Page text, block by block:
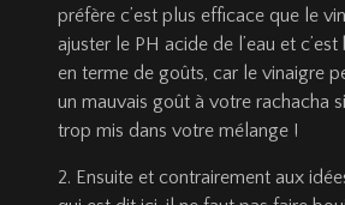
préfère c’est plus efficace que le
ajuster le PH acide de l’eau et
en terme de goûts, car le vinaigre
un mauvais goût à votre rachacha
trop mis dans votre mélange !
2. Ensuite et contrairement aux